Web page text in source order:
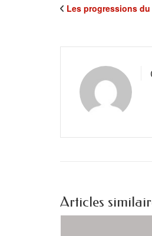
Les progressions du
Articles